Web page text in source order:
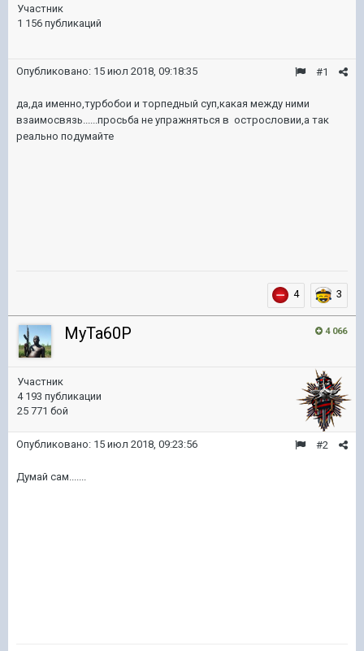
Участник
1 156 публикаций
#1
Опубликовано: 15 июл 2018, 09:18:35
да,да именно,турбобои и торпедный суп,какая между ними
взаимосвязь......просьба не упражняться в острословии,а так
реально подумайте
4 3
4 066
MyTa60P
Участник
4 193 публикации
25 771 бой
#2
Опубликовано: 15 июл 2018, 09:23:56
Думай сам.......